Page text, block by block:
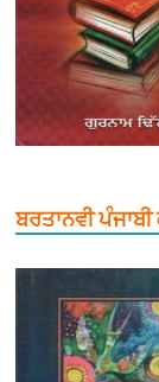
ਬਰਤਾਨਵੀ ਪੰਜਾਬੀ